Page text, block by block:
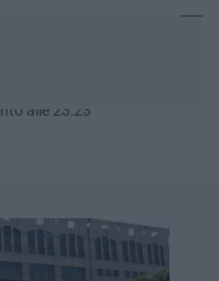
alle 23:23